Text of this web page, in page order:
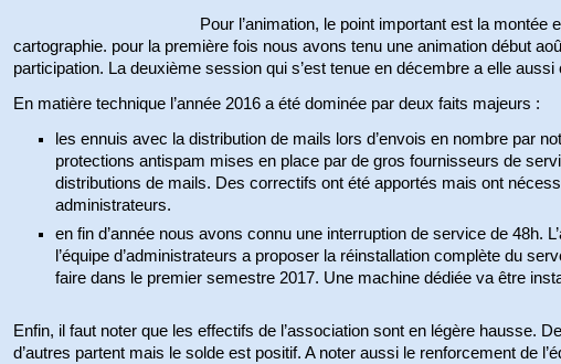
Pour l’animation, le point important est la montée
cartographie. pour la première fois nous avons tenu une animation début
participation. La deuxième session qui s’est tenue en décembre a elle
En matière technique l’année 2016 a été dominée par deux faits majeurs :
les ennuis avec la distribution de mails lors d’envois en nombre par
protections antispam mises en place par de gros fournisseurs de
distributions de mails. Des correctifs ont été apportés mais ont
administrateurs.
en fin d’année nous avons connu une interruption de service de 48h.
l’équipe d’administrateurs a proposer la réinstallation complète du
faire dans le premier semestre 2017. Une machine dédiée va être
Enfin, il faut noter que les effectifs de l’association sont en légère hausse.
d’autres partent mais le solde est positif. A noter aussi le renforcement de